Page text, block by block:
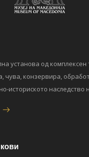
установа од
чува, конзервира,
историското наследство